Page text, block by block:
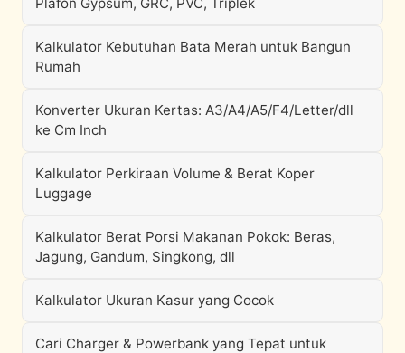
Kalkulator Kebutuhan Bata Merah untuk Bangun
Rumah
Konverter Ukuran Kertas: A3/A4/A5/F4/Letter/dll
ke Cm Inch
Kalkulator Perkiraan Volume & Berat Koper
Luggage
Kalkulator Berat Porsi Makanan Pokok: Beras,
Jagung, Gandum, Singkong, dll
Kalkulator Ukuran Kasur yang Cocok
Cari Charger & Powerbank yang Tepat untuk